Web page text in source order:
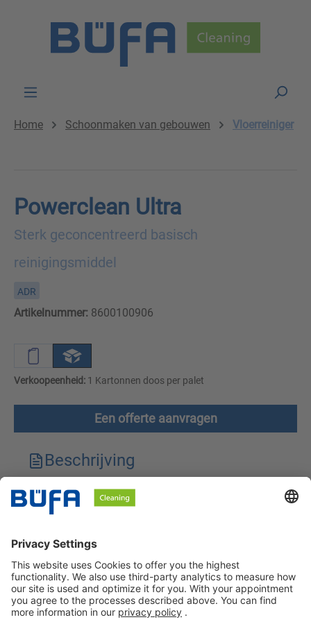
Home Schoonmaken van gebouwen Vloerreiniger
Powerclean Ultra
Sterk geconcentreerd basisch
reinigingsmiddel
ADR
Artikelnummer: 8600100906
Verkoopeenheid: 1 Kartonnen doos per palet
Een offerte aanvragen
Beschrijving
Technische kenmerken
Veiligheidsinstructies